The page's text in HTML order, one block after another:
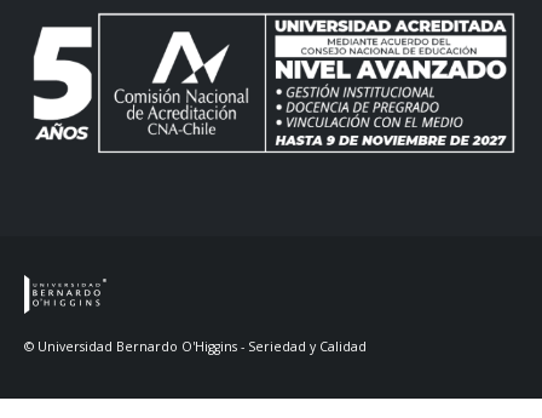
© Universidad Bernardo O'Higgins - Seriedad y Calidad